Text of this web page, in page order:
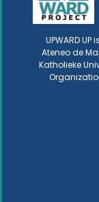
UPWARD
Ateneo de
Katholieke